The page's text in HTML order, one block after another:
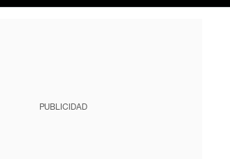
PUBLICIDAD